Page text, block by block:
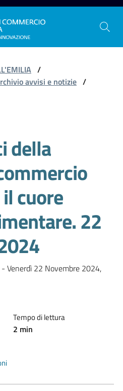
/
avvisi e notizie /
della
cuore
22
Venerdì 22 Novembre 2024,
Tempo di lettura
2 min